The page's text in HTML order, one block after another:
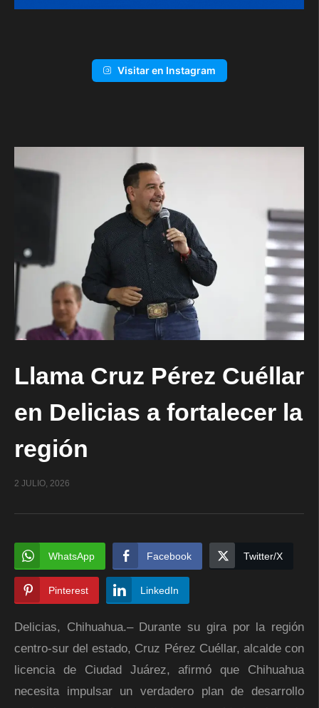
Visitar en Instagram
Llama Cruz Pérez Cuéllar
en Delicias a fortalecer la
región
2 JULIO, 2026
WhatsApp Facebook Twitter/X
Pinterest LinkedIn
Delicias, Chihuahua.– Durante su gira por la región
centro-sur del estado, Cruz Pérez Cuéllar, alcalde con
licencia de Ciudad Juárez, afirmó que Chihuahua
necesita impulsar un verdadero plan de desarrollo